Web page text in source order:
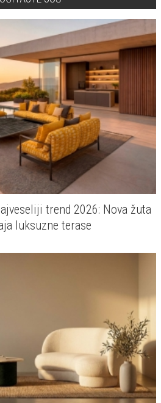
trend 2026: Nova žuta
luksuzne terase